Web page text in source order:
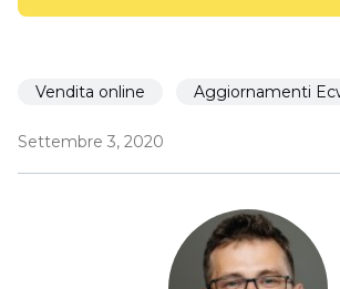
Vendita online
Settembre 3, 2020